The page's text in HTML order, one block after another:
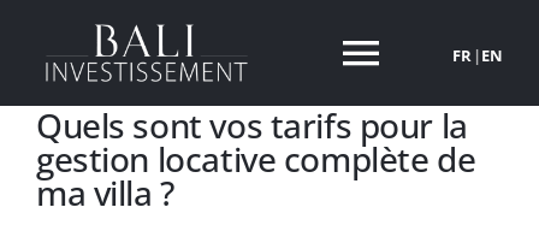
contenu
Toggle
NOS VILLAS
POURQUOI INVESTIR A BALI
FR |EN
Quels sont vos tarifs pour la
gestion locative complète de
ma villa ?